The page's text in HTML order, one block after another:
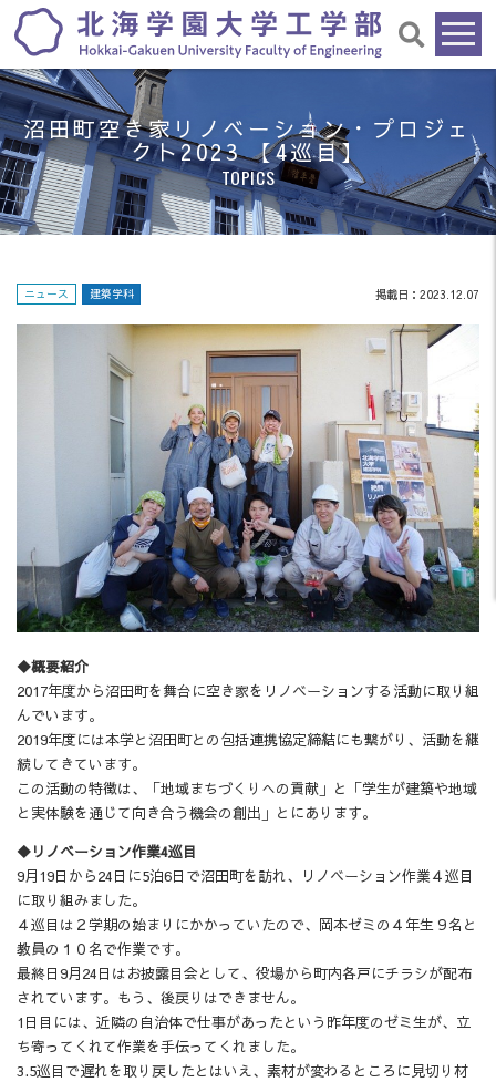
沼田町空き家リノベーション・プロジェ
クト2023 【4巡目】
TOPICS
ニュース 建築学科 掲載日：2023.12.07
◆概要紹介
2017年度から沼田町を舞台に空き家をリノベーションする活動に取り組
んでいます。
2019年度には本学と沼田町との包括連携協定締結にも繋がり、活動を継
続してきています。
この活動の特徴は、「地域まちづくりへの貢献」と「学生が建築や地域
と実体験を通じて向き合う機会の創出」とにあります。
◆リノベーション作業4巡目
9月19日から24日に5泊6日で沼田町を訪れ、リノベーション作業４巡目
に取り組みました。
４巡目は２学期の始まりにかかっていたので、岡本ゼミの４年生９名と
教員の１０名で作業です。
最終日9月24日はお披露目会として、役場から町内各戸にチラシが配布
されています。もう、後戻りはできません。
1日目には、近隣の自治体で仕事があったという昨年度のゼミ生が、立
ち寄ってくれて作業を手伝ってくれました。
3.5巡目で遅れを取り戻したとはいえ、素材が変わるところに見切り材